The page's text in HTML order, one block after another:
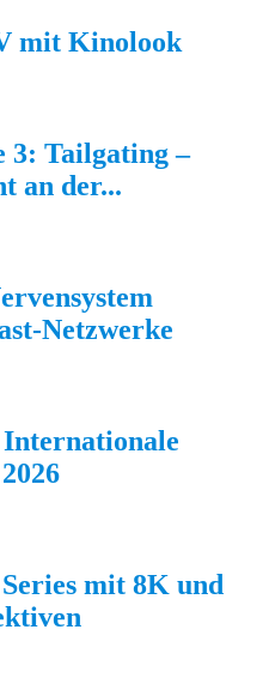
mit Kinolook
3: Tailgating –
an der...
Netzwerke
mit 8K und